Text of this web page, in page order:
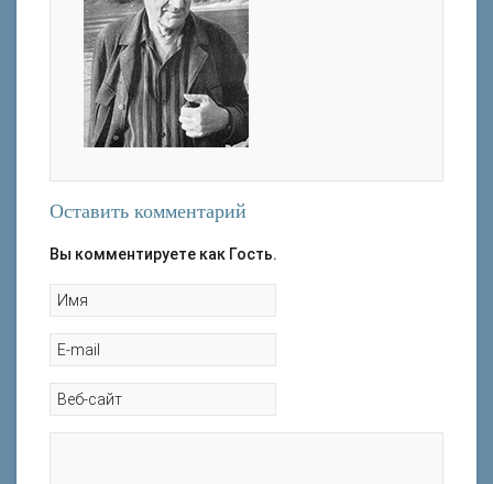
1953-1959 гг.
Голицын, С. М. Хочу быть топографом /
Голицын С. М. – М.: Детгиз, 1953. – 192 с. :
ил.
Голицын, С. М. Хочу быть топографом /
Голицын С. М. ; [ил.: Л. Смехов, Б. Лапин]. –
М.: Детгиз, 1954. – 208 с. : ил.
повесть / Голицын С. М. ; рис. С.
Забалуева. –М.: Детгиз, 1959. – 206 с. : ил.
/ Голицын С. М. – М.: Мол. гвардия, 1959. –
48 с. : ил.
1961-1969 гг.
не вошедших глав в книгу С.М. Голицына
«Записки уцелевшего»] / Р.Ф. Хохлов //
Дмитровский вестник. – 2000. – 23 сент. –
С. 4.
14 марта – 100 лет назад родился
Голицын Сергей Михайлович (1909-1989),
– №2 (20). – С.80.
Оставить комментарий
Вы комментируете как Гость.